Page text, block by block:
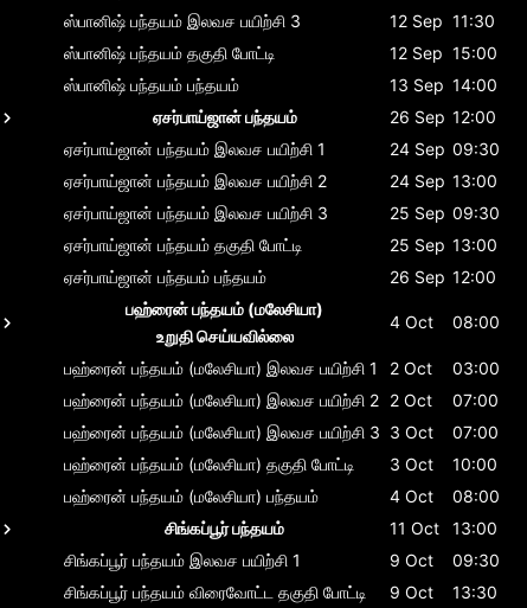
ஸ்பானிஷ் பந்தயம் இலவச பயிற்சி 3 12 Sep 11:30
ஸ்பானிஷ் பந்தயம் தகுதி போட்டி 12 Sep 15:00
ஸ்பானிஷ் பந்தயம் பந்தயம் 13 Sep 14:00
ஏசர்பாய்ஜான் பந்தயம்
26 Sep 12:00
ஏசர்பாய்ஜான் பந்தயம் இலவச பயிற்சி 1 24 Sep 09:30
ஏசர்பாய்ஜான் பந்தயம் இலவச பயிற்சி 2 24 Sep 13:00
ஏசர்பாய்ஜான் பந்தயம் இலவச பயிற்சி 3 25 Sep 09:30
ஏசர்பாய்ஜான் பந்தயம் தகுதி போட்டி 25 Sep 13:00
ஏசர்பாய்ஜான் பந்தயம் பந்தயம் 26 Sep 12:00
பஹ்ரைன் பந்தயம் (மலேசியா)
உறுதி செய்யவில்லை
4 Oct 08:00
பஹ்ரைன் பந்தயம் (மலேசியா) இலவச பயிற்சி 1 2 Oct
03:00
பஹ்ரைன் பந்தயம் (மலேசியா) இலவச பயிற்சி 2 2 Oct
07:00
பஹ்ரைன் பந்தயம் (மலேசியா) இலவச பயிற்சி 3 3 Oct
07:00
பஹ்ரைன் பந்தயம் (மலேசியா) தகுதி போட்டி 3 Oct
10:00
பஹ்ரைன் பந்தயம் (மலேசியா) பந்தயம் 4 Oct
08:00
சிங்கப்பூர் பந்தயம்
11 Oct
13:00
சிங்கப்பூர் பந்தயம் இலவச பயிற்சி 1 9 Oct
09:30
சிங்கப்பூர் பந்தயம் விரைவோட்ட தகுதி போட்டி 9 Oct
13:30